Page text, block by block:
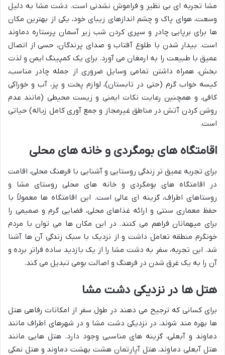
مشا تجربه ای بی نظیر و فراموش نشدنی است. دشت مشا به دلیل
وسعت، هوای پاک و چشم اندازهای زیبای خود، یکی از بهترین مکان
ها برای برپایی چادر و سپری کردن شب زیر آسمان پرستاره دماوند
است. بیدار شدن با طلوع آفتاب و صدای پرندگان، حسی از اتصال
عمیق با طبیعت را به ارمغان می آورد. برای یک کمپینگ ایمن و لذت
بخش، همراه داشتن تمامی وسایل ضروری از جمله چادر مناسب،
کیسه خواب گرم (حتی در تابستان)، لوازم پخت و پز، آب و خوراکی
کافی، و همچنین رعایت نکات ایمنی و زیست محیطی (مانند عدم
روشن کردن آتش در مناطق غیرمجاز و جمع آوری کامل زباله) حیاتی
است.
اقامتگاه های بومگردی و خانه های محلی
برای تجربه عمیق تر زندگی روستایی و آشنایی با فرهنگ محلی، اقامت
در اقامتگاه های بومگردی و خانه های محلی روستای مشا و
روستاهای اطراف، گزینه ای عالی است. این اقامتگاه ها معمولاً با
حفظ معماری سنتی و ارائه غذاهای محلی، فضایی گرم و صمیمی را
برای میهمانان فراهم می کنند. در این مکان ها می توان با مردم
خونگرم منطقه تعامل داشت و از نزدیک با سبک زندگی آن ها آشنا
شد. این تجربه، سفر به دشت مشا را از یک بازدید ساده فراتر برده و
آن را به یک غرق شدن در فرهنگ و اصالت بومی تبدیل می کند.
هتل ها در نزدیکی دشت مشا
برای کسانی که ترجیح می دهند در طول سفر از امکانات رفاهی هتل
ها بهره مند شوند، در نزدیکی دشت مشا و در شهرهای اطراف مانند
دماوند و آبعلی، گزینه های مناسبی وجود دارد. هتل هایی مانند
هتل آبعلی دماوند، هتل آپارتمان هشت بهشت دماوند و هتل نمکی